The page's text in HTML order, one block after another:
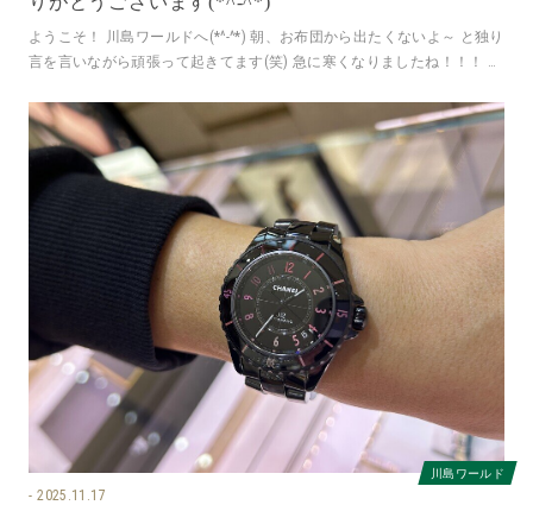
ようこそ！ 川島ワールドへ(*^-^*) 朝、お布団から出たくないよ～ と独り
言を言いながら頑張って起きてます(笑) 急に寒くなりましたね！！！ 皆
川島ワールド
2025.11.17